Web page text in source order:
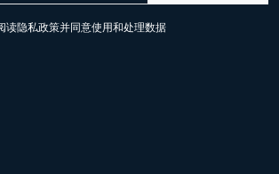
读隐私政策并同意使用和处理数据